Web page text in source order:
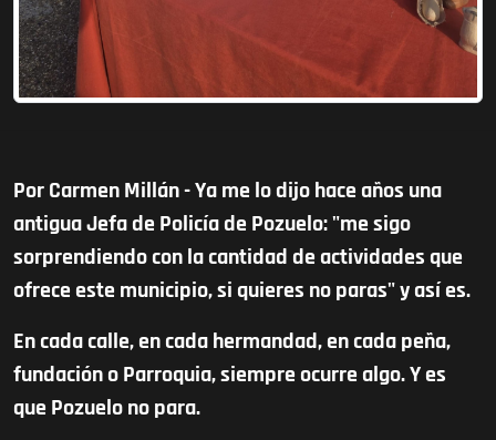
Por Carmen Millán - Ya me lo dijo hace años una
antigua Jefa de Policía de Pozuelo: "me sigo
sorprendiendo con la cantidad de actividades que
ofrece este municipio, si quieres no paras" y así es.
En cada calle, en cada hermandad, en cada peña,
fundación o Parroquia, siempre ocurre algo. Y es
que Pozuelo no para.